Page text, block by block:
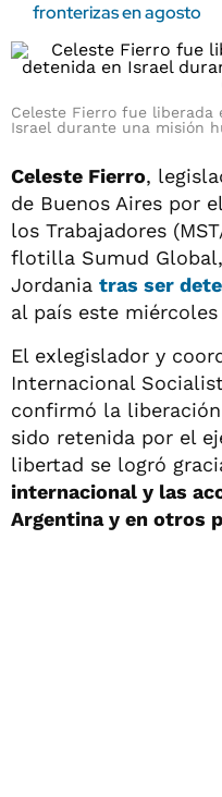
fronterizas en agosto
Celeste Fierro fue liberada
Israel durante una misión
Celeste Fierro,
de Buenos Aires por
los Trabajadores
flotilla Sumud
Jordania tras ser
al país este
El exlegislador y
Internacional
confirmó la
sido retenida por el
libertad se logró
internacional y las
Argentina y en otros